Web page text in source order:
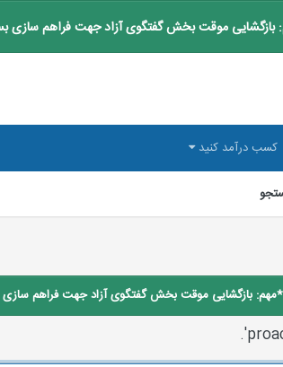
موقت بخش گفتگوی آزاد جهت فراهم سازی
کسب درآمد کنید
بازگشایی موقت بخش گفتگوی آزاد جهت فراهم سازی